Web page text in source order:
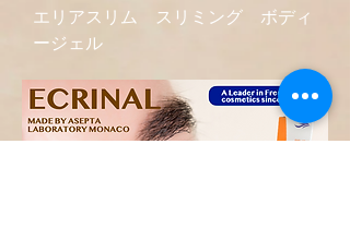
エリアスリム スリミング ボディ
ージェル